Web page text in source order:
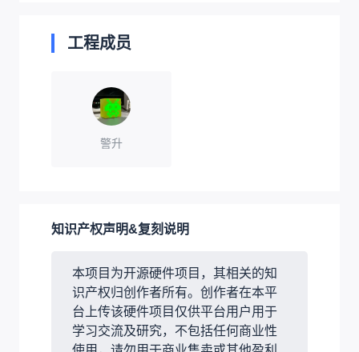
工程成员
警升
知识产权声明&复刻说明
本项目为开源硬件项目，其相关的知
识产权归创作者所有。创作者在本平
台上传该硬件项目仅供平台用户用于
学习交流及研究，不包括任何商业性